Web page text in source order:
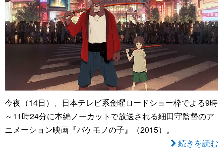
今夜（14日）、日本テレビ系金曜ロードショー枠でよる9時
～11時24分に本編ノーカットで放送される細田守監督のア
ニメーション映画『バケモノの子』（2015）。
続きを読む